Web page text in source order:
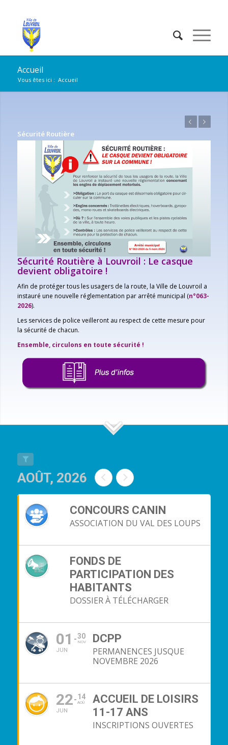
Accueil
Vous êtes ici : Accueil
Sécurité Routière
Sécurité Routière à Louvroil : Le casque
devient obligatoire !
Afin de protéger tous les usagers de la route, la Ville de Louvroil a
instauré une nouvelle réglementation par arrêté municipal (n°063-
2026).
Les services de police veilleront au respect de cette mesure pour
la sécurité de chacun.
Ensemble, circulons en toute sécurité !
AOÛT, 2026
CONCOURS CANIN
ASSOCIATION DU VAL DES LOUPS
FONDS DE
PARTICIPATION DES
HABITANTS
DOSSIER À TÉLÉCHARGER
01
JUN
30
NOV DCPP
PERMANENCES JUSQUE
NOVEMBRE 2026
22
JUN
14
AOÛ
ACCUEIL DE LOISIRS
11-17 ANS
INSCRIPTIONS OUVERTES